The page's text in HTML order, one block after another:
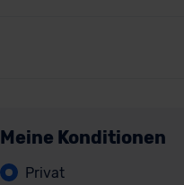
Meine Konditionen
Privat